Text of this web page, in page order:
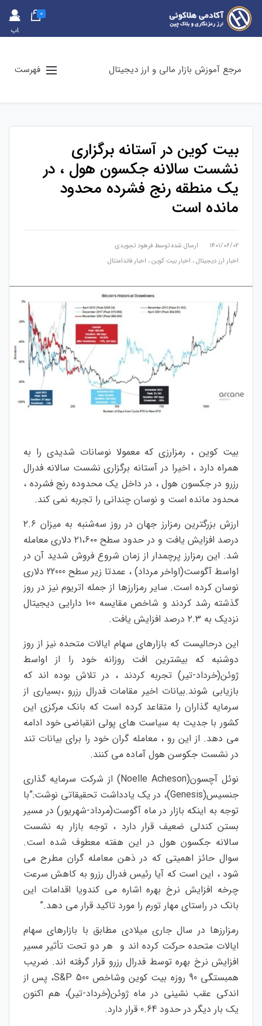
حس
اب
0
مرجع آموزش بازار مالی و ارز دیجیتال فهرست
بیت کوین در آستانه برگزاری
نشست سالانه جکسون هول ، در
یک منطقه رنج فشرده محدود
مانده است
۱۴۰۱/۰۶/۰۲ ارسال شده توسط فرهود تجویدی
اخبار ارز دیجیتال، اخبار بیت کوین، اخبار فاندامنتال
بیت کوین ، رمزارزی که معمولا نوسانات شدیدی را به
همراه دارد ، اخیرا در آستانه برگزاری نشست سالانه فدرال
رزرو در جکسون هول ، در داخل یک محدوده رنج فشرده ،
محدود مانده است و نوسان چندانی را تجربه نمی کند.
ارزش بزرگترین رمزارز جهان در روز سه‌شنبه به میزان ۲.۶
درصد افزایش یافت و در حدود سطح ۲۱،۶۰۰ دلاری معامله
شد. این رمزارز پرچمدار از زمان شروع فروش شدید آن در
اواسط آگوست(اواخر مرداد) ، عمدتا زیر سطح 22000 دلاری
نوسان کرده است. سایر رمزارزها از جمله اتریوم نیز در روز
گذشته رشد کردند و شاخص مقایسه 100 دارایی دیجیتال
نزدیک به ۲.۳ درصد افزایش یافت.
این درحالیست که بازارهای سهام ایالات متحده نیز از روز
دوشنبه که بیشترین افت روزانه خود را از اواسط
ژوئن(خرداد-تیر) تجربه کردند ، در تلاش بوده اند که
بازیابی شوند.بیانات اخیر مقامات فدرال رزرو ،بسیاری از
سرمایه گذاران را متقاعد کرده است که بانک مرکزی این
کشور با جدیت به سیاست های پولی انقباضی خود ادامه
می دهد. از این رو ، معامله گران خود را برای بیانات تند
در نشست جکوسن هول آماده می کنند.
نوئل آچسون(Noelle Acheson) از شرکت سرمایه گذاری
جنسیس(Genesis)، در یک یادداشت تحقیقاتی نوشت:”با
توجه به اینکه بازار در ماه آگوست(مرداد-شهریور) در مسیر
بستن کندلی ضعیف قرار دارد ، توجه بازار به نشست
سالانه جکسون هول در این هفته معطوف شده است.
سوال حائز اهمیتی که در ذهن معامله گران مطرح می
شود ، این است که آیا رئیس فدرال رزرو به کاهش سرعت
چرخه افزایش نرخ بهره اشاره می کندویا اقدامات این
بانک در راستای مهار تورم را مورد تاکید قرار می دهد.”
رمزارزها در سال جاری میلادی مطابق با بازارهای سهام
ایالات متحده حرکت کرده اند و هر دو تحت تأثیر مسیر
افزایش نرخ بهره توسط فدرال رزرو قرار گرفته اند. ضریب
همبستگی 90 روزه بیت کوین وشاخص S&P 500، پس از
اندکی عقب نشینی در ماه ژوئن(خرداد-تیر)، هم اکنون
یک بار دیگر در حدود 0.64 قرار دارد.